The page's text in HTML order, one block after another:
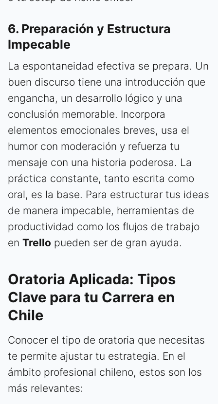
6. Preparación y Estructura
Impecable
La espontaneidad efectiva se prepara. Un
buen discurso tiene una introducción que
engancha, un desarrollo lógico y una
conclusión memorable. Incorpora
elementos emocionales breves, usa el
humor con moderación y refuerza tu
mensaje con una historia poderosa. La
práctica constante, tanto escrita como
oral, es la base. Para estructurar tus ideas
de manera impecable, herramientas de
productividad como los flujos de trabajo
en Trello pueden ser de gran ayuda.
Oratoria Aplicada: Tipos
Clave para tu Carrera en
Chile
Conocer el tipo de oratoria que necesitas
te permite ajustar tu estrategia. En el
ámbito profesional chileno, estos son los
más relevantes: